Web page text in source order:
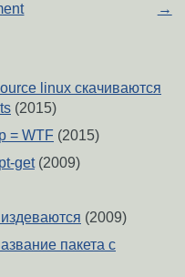
→
linux скачиваются
(2015)
= WTF (2015)
get(2009)
(2009)
пакета с